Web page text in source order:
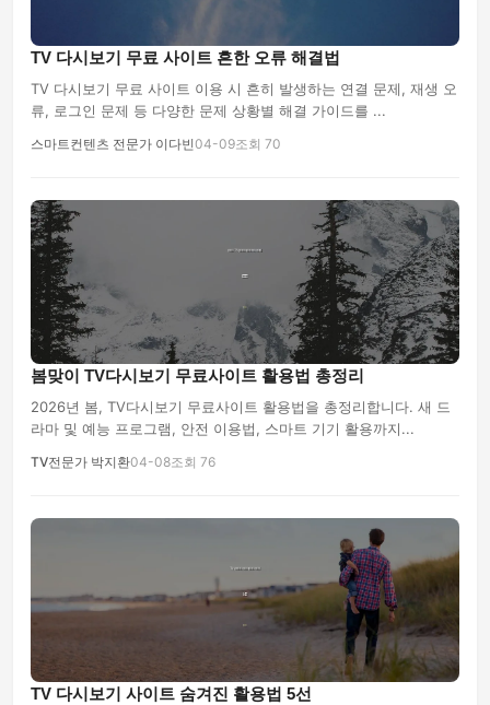
TV 다시보기 무료 사이트 흔한 오류 해결법
TV 다시보기 무료 사이트 이용 시 흔히 발생하는 연결 문제, 재생 오
류, 로그인 문제 등 다양한 문제 상황별 해결 가이드를 ...
스마트컨텐츠 전문가 이다빈04-09조회 70
봄맞이 TV다시보기 무료사이트 활용법 총정리
2026년 봄, TV다시보기 무료사이트 활용법을 총정리합니다. 새 드
라마 및 예능 프로그램, 안전 이용법, 스마트 기기 활용까지...
TV전문가 박지환04-08조회 76
TV 다시보기 사이트 숨겨진 활용법 5선